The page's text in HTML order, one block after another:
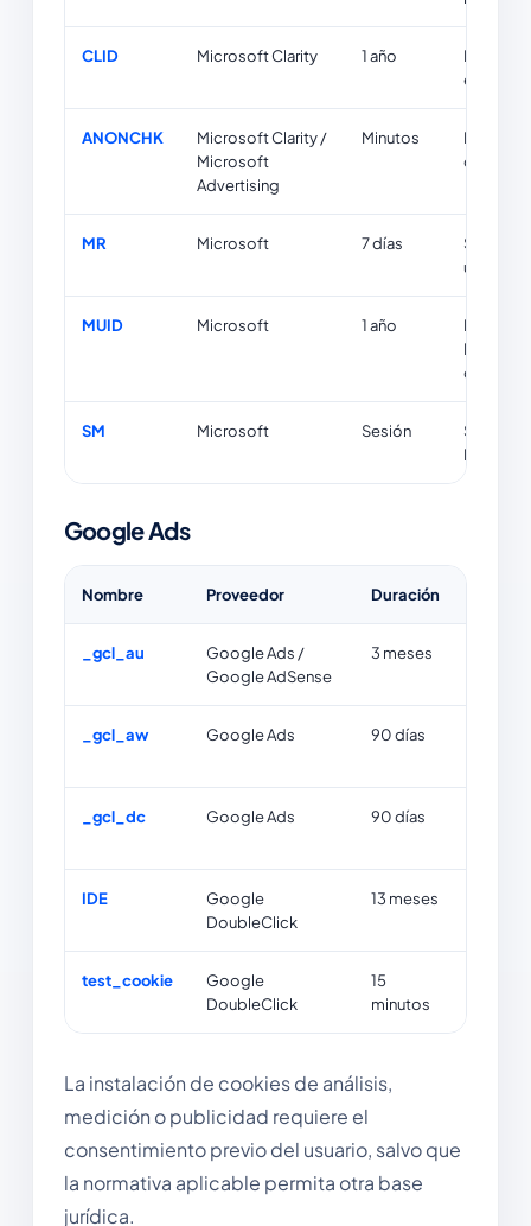
CLID Microsoft Clarity 1 año
Identifica
en un
ANONCHK
Microsoft Clarity /
Microsoft
Advertising
Minutos
Indica si
cookie
MR Microsoft 7 días
Se
usuario
MUID Microsoft 1 año
otros
SM Microsoft Sesión
Google Ads
Nombre Proveedor Duración
_gcl_au
Google Ads /
Google AdSense
3 meses
_gcl_aw Google Ads 90 días
_gcl_dc Google Ads 90 días
IDE
Google
DoubleClick
13 meses
test_cookie
Google
DoubleClick
15
minutos
La instalación de cookies de análisis,
medición o publicidad requiere el
consentimiento previo del usuario, salvo que
la normativa aplicable permita otra base
jurídica.